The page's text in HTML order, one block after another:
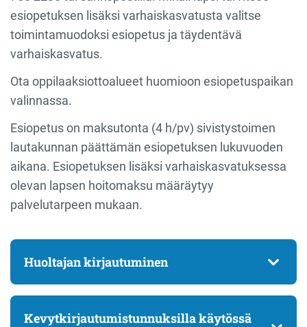
esiopetuksen lisäksi varhaiskasvatusta valitse
toimintamuodoksi esiopetus ja täydentävä
varhaiskasvatus.
Ota oppilaaksiottoalueet huomioon esiopetuspaikan
valinnassa.
Esiopetus on maksutonta (4 h/pv) sivistystoimen
lautakunnan päättämän esiopetuksen lukuvuoden
aikana. Esiopetuksen lisäksi varhaiskasvatuksessa
olevan lapsen hoitomaksu määräytyy
palvelutarpeen mukaan.
Huoltajan kirjautuminen
Kevytkirjautumistunnuksilla käytössä